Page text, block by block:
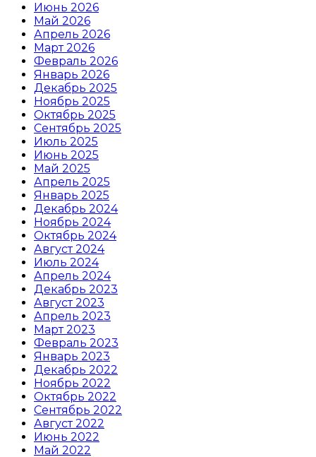
Июнь 2026
Май 2026
Апрель 2026
Март 2026
Февраль 2026
Январь 2026
Декабрь 2025
Ноябрь 2025
Октябрь 2025
Сентябрь 2025
Июль 2025
Июнь 2025
Май 2025
Апрель 2025
Январь 2025
Декабрь 2024
Ноябрь 2024
Октябрь 2024
Август 2024
Июль 2024
Апрель 2024
Декабрь 2023
Август 2023
Апрель 2023
Март 2023
Февраль 2023
Январь 2023
Декабрь 2022
Ноябрь 2022
Октябрь 2022
Сентябрь 2022
Август 2022
Июнь 2022
Май 2022